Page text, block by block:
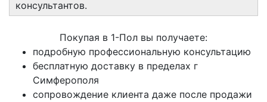
консультантов.
Покупая в 1-Пол вы получаете:
подробную профессиональную консультацию
бесплатную доставку в пределах г
Симферополя
сопровождение клиента даже после продажи